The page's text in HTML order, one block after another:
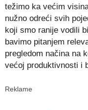
težimo ka većim
nužno odreći svih
koji smo ranije vodili
bavimo pitanjem
pregledom načina na
većoj produktivnosti i
Reklame